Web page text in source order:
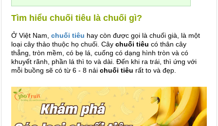
Tìm hiểu chuối tiêu là chuối gì?
Ở Việt Nam, chuối tiêu hay còn được gọi là chuối già, là một
loại cây thảo thuộc họ chuối. Cây chuối tiêu có thân cây
thẳng, tròn mềm, có bẹ lá, cuống có dạng hình tròn và có
khuyết rãnh, phần lá thì to và dài. Đến khi ra trái, thì ứng với
mỗi buồng sẽ có từ 6 - 8 nải chuối tiêu rất to và đẹp.